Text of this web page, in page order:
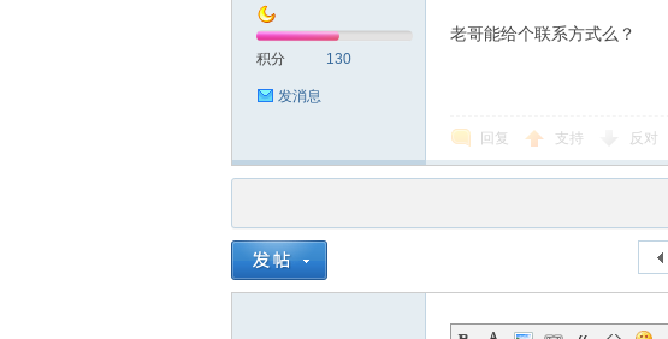
品
积分 130
发消息
老哥能给个联系方式么？
回复 支持 反对